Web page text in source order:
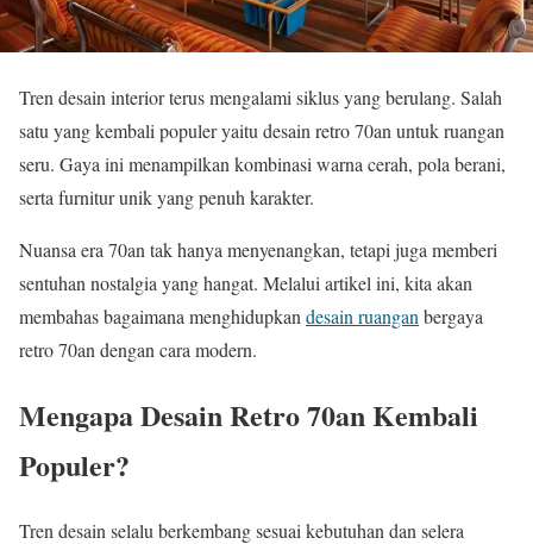
Tren desain interior terus mengalami siklus yang berulang. Salah
satu yang kembali populer yaitu desain retro 70an untuk ruangan
seru. Gaya ini menampilkan kombinasi warna cerah, pola berani,
serta furnitur unik yang penuh karakter.
Nuansa era 70an tak hanya menyenangkan, tetapi juga memberi
sentuhan nostalgia yang hangat. Melalui artikel ini, kita akan
membahas bagaimana menghidupkan desain ruangan bergaya
retro 70an dengan cara modern.
Mengapa Desain Retro 70an Kembali
Populer?
Tren desain selalu berkembang sesuai kebutuhan dan selera